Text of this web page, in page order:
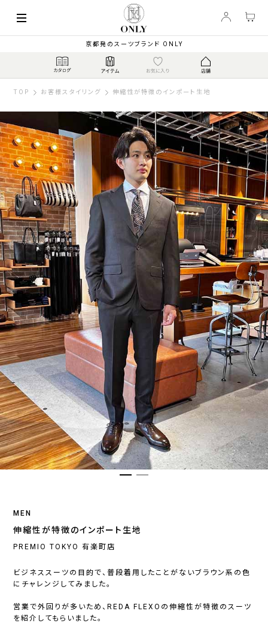
京都発のスーツブランド ONLY
TOP お客様スタイリング 伸縮性が特徴のインポート生地
MEN
伸縮性が特徴のインポート生地
PREMIO TOKYO 有楽町店
ビジネススーツの目的で、普段着用したことがないブラウン系の色
にチャレンジしてみました。
営業で外回りが多いため、REDA FLEXOの伸縮性が特徴のスーツ
を紹介してもらいました。